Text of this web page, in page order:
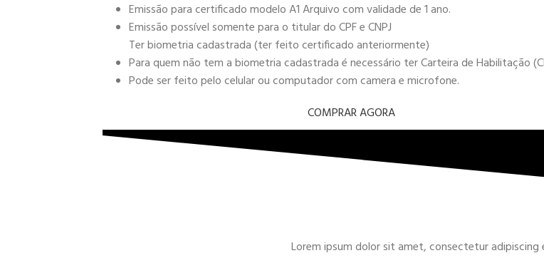
Emissão para certificado modelo A1 Arquivo com validade de 1 ano.
Emissão possível somente para o titular do CPF e CNPJ
Ter biometria cadastrada (ter feito certificado anteriormente)
Para quem não tem a biometria cadastrada é necessário ter Carteira de Habilitação
Pode ser feito pelo celular ou computador com camera e microfone.
COMPRAR AGORA
Lorem ipsum dolor sit amet, consectetur